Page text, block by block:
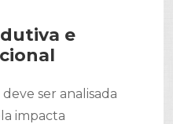
e
ser analisada
impacta